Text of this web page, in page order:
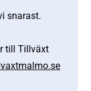
snarast.
till Tillväxt